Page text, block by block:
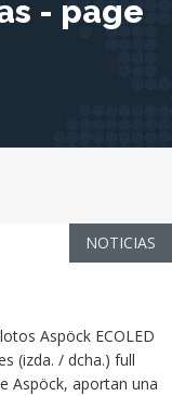
- page
NOTICIAS
Aspöck ECOLED
(izda. / dcha.) full
Aspöck, aportan una